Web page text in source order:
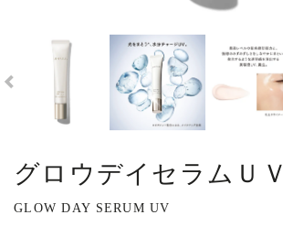
グロウデイセラムＵＶ
GLOW DAY SERUM UV